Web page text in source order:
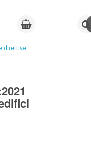
direttive